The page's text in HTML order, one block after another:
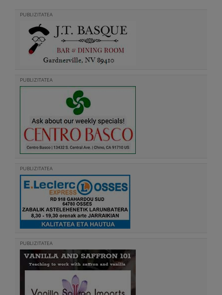
PUBLIZITATEA
PUBLIZITATEA
PUBLIZITATEA
PUBLIZITATEA